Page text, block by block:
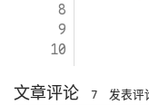
文章评论 7 发表评